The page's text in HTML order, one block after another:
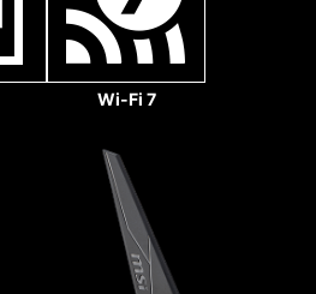
Wi-Fi 7
1.2X RESISTENCIA AL PESO